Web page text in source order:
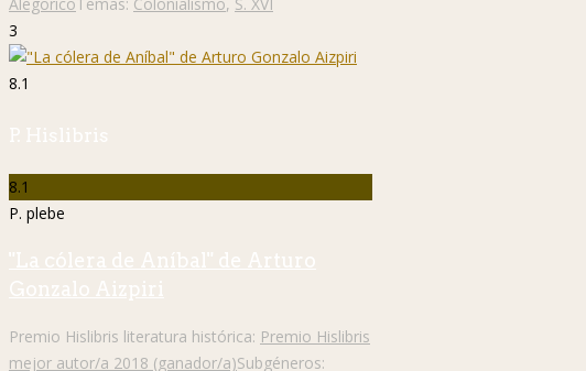
3
8.1
P. Hislibris
8.1
P. plebe
"La cólera de Aníbal" de Arturo
Gonzalo Aizpiri
Premio Hislibris literatura histórica: Premio Hislibris
mejor autor/a 2018 (ganador/a)Subgéneros: